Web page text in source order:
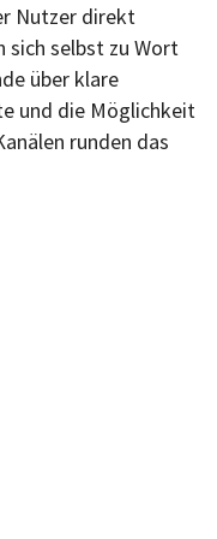
Nutzer direkt
sich selbst zu Wort
über klare
und die Möglichkeit
runden das